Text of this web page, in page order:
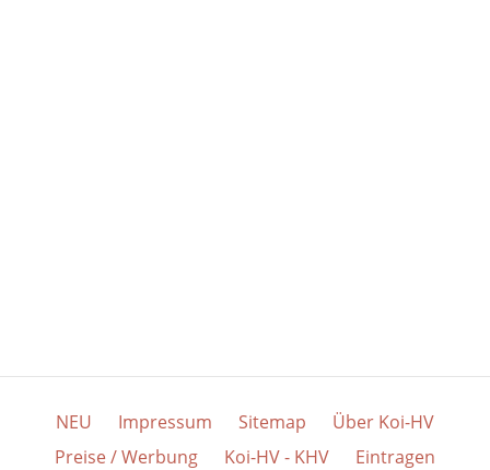
NEU Impressum Sitemap
Über Koi-HV
Preise / Werbung
Koi-HV - KHV Eintragen